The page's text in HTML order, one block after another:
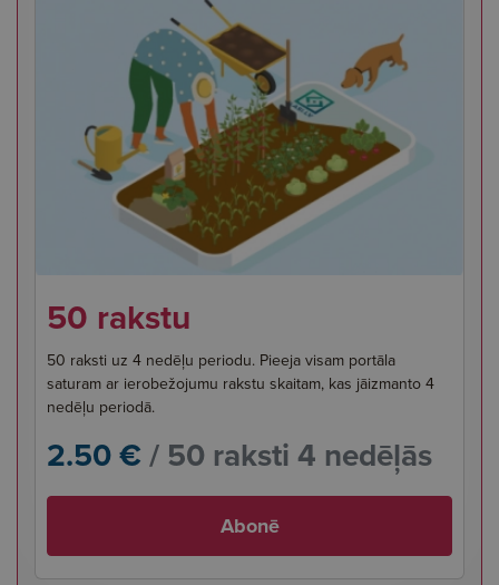
50 rakstu
50 raksti uz 4 nedēļu periodu. Pieeja visam portāla
saturam ar ierobežojumu rakstu skaitam, kas jāizmanto 4
nedēļu periodā.
2.50 € / 50 raksti 4 nedēļās
Abonē